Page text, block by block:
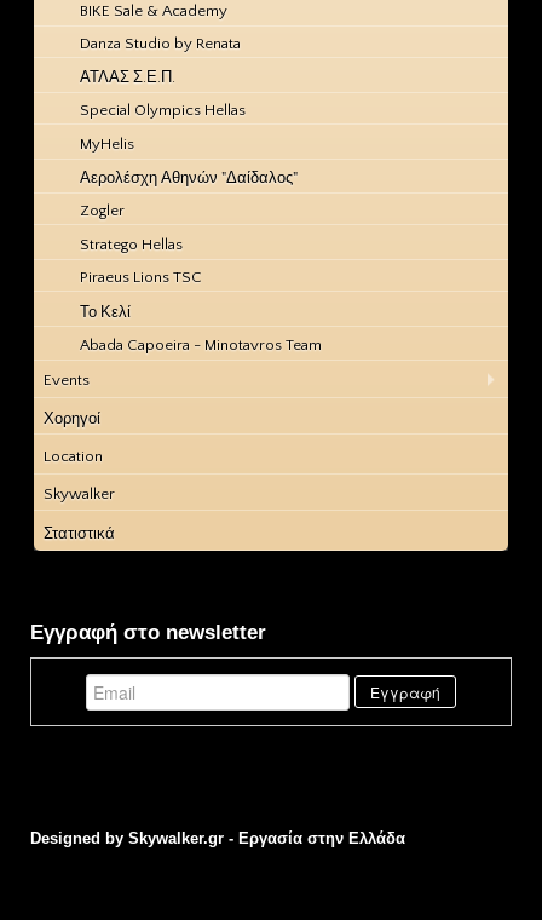
BIKE Sale & Academy
Danza Studio by Renata
ΑΤΛΑΣ Σ.Ε.Π.
Special Olympics Hellas
MyHelis
Αερολέσχη Αθηνών "Δαίδαλος"
Zogler
Stratego Hellas
Piraeus Lions TSC
Το Κελί
Abada Capoeira - Minotavros Team
Events
Χορηγοί
Location
Skywalker
Στατιστικά
Εγγραφή στο newsletter
Designed by Skywalker.gr - Εργασία στην Ελλάδα